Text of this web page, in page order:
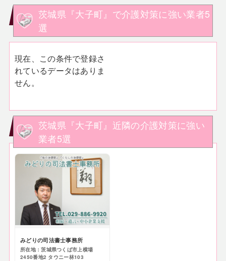
茨城県『大子町』で介護対策に強い業者5
選
現在、この条件で登録さ
れているデータはありま
せん。
茨城県『大子町』近隣の介護対策に強い
業者5選
みどりの司法書士事務所
所在地：茨城県つくば市上横場
2450番地2 タウニー林103